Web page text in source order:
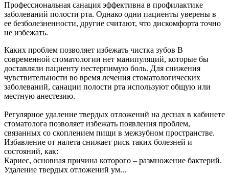
Профессиональная санация эффективна в профилактике
заболеваний полости рта. Однако одни пациенты уверены в
ее безболезненности, другие считают, что дискомфорта точно
не избежать.
Каких проблем позволяет избежать чистка зубов В
современной стоматологии нет манипуляций, которые бы
доставляли пациенту нестерпимую боль. Для снижения
чувствительности во время лечения стоматологических
заболеваний, санации полости рта используют общую или
местную анестезию.
Регулярное удаление твердых отложений на деснах в кабинете
стоматолога позволяет избежать появления проблем,
связанных со скоплением пищи в межзубном пространстве.
Избавление от налета снижает риск таких болезней и
состояний, как:
Кариес, основная причина которого – размножение бактерий.
Удаление твердых отложений ум...